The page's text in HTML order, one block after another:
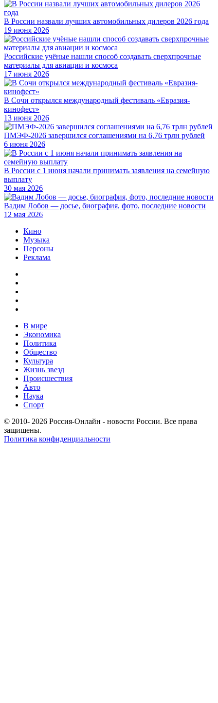
В России назвали лучших автомобильных дилеров 2026 года
19 июня 2026
Российские учёные нашли способ создавать сверхпрочные
материалы для авиации и космоса
17 июня 2026
В Сочи открылся международный фестиваль «Евразия-
кинофест»
13 июня 2026
ПМЭФ-2026 завершился соглашениями на 6,76 трлн рублей
6 июня 2026
В России с 1 июня начали принимать заявления на семейную
выплату
30 мая 2026
Вадим Лобов — досье, биография, фото, последние новости
12 мая 2026
Кино
Музыка
Персоны
Реклама
В мире
Экономика
Политика
Общество
Культура
Жизнь звезд
Происшествия
Авто
Наука
Спорт
© 2010- 2026 Россия-Онлайн - новости России. Все права
защищены.
Политика конфиденциальности